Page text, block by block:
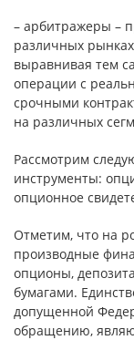
– арбитражеры –
различных
выравнивая тем
операции с
срочными
на различных
Рассмотрим
инструменты:
опционное
Отметим, что на
производные
опционы,
бумагами.
допущенной
обращению,